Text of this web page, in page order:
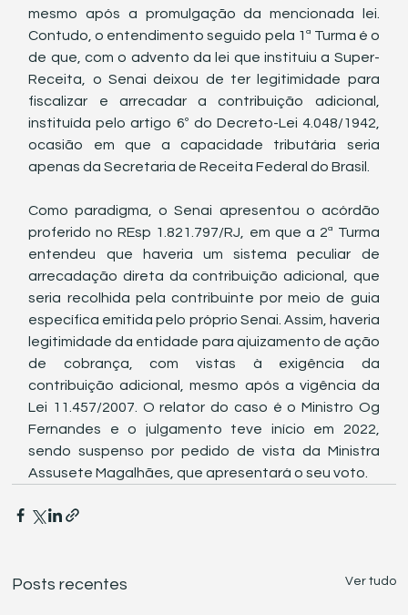
mesmo após a promulgação da mencionada lei.
Contudo, o entendimento seguido pela 1ª Turma é o
de que, com o advento da lei que instituiu a Super-
Receita, o Senai deixou de ter legitimidade para
fiscalizar e arrecadar a contribuição adicional,
instituída pelo artigo 6º do Decreto-Lei 4.048/1942,
ocasião em que a capacidade tributária seria
apenas da Secretaria de Receita Federal do Brasil.
Como paradigma, o Senai apresentou o acórdão
proferido no REsp 1.821.797/RJ, em que a 2ª Turma
entendeu que haveria um sistema peculiar de
arrecadação direta da contribuição adicional, que
seria recolhida pela contribuinte por meio de guia
específica emitida pelo próprio Senai. Assim, haveria
legitimidade da entidade para ajuizamento de ação
de cobrança, com vistas à exigência da
contribuição adicional, mesmo após a vigência da
Lei 11.457/2007. O relator do caso é o Ministro Og
Fernandes e o julgamento teve início em 2022,
sendo suspenso por pedido de vista da Ministra
Assusete Magalhães, que apresentará o seu voto.
Posts recentes Ver tudo